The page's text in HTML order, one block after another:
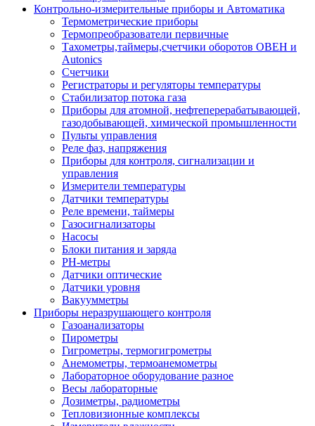
Контрольно-измерительные приборы и Автоматика
Термометрические приборы
Термопреобразователи первичные
Тахометры,таймеры,счетчики оборотов ОВЕН и
Autonics
Счетчики
Регистраторы и регуляторы температуры
Стабилизатор потока газа
Приборы для атомной, нефтеперерабатывающей,
газодобывающей, химической промышленности
Пульты управления
Реле фаз, напряжения
Приборы для контроля, сигнализации и
управления
Измерители температуры
Датчики температуры
Реле времени, таймеры
Газосигнализаторы
Насосы
Блоки питания и заряда
PH-метры
Датчики оптические
Датчики уровня
Вакуумметры
Приборы неразрушающего контроля
Газоанализаторы
Пирометры
Гигрометры, термогигрометры
Анемометры, термоанемометры
Лабораторное оборудование разное
Весы лабораторные
Дозиметры, радиометры
Тепловизионные комплексы